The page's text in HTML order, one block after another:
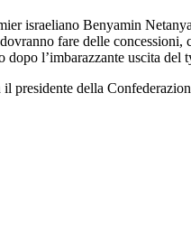
israeliano Benyamin
fare delle
l’imbarazzante uscita del
della